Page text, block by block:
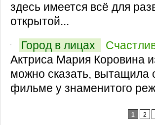
здесь имеется всё для
открытой...
Город в лицах
Актриса Мария Коровина
можно сказать, вытащила
фильме у знаменитого
1 2